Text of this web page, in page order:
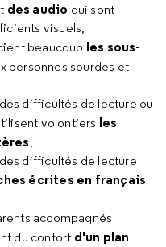
des audio qui sont
visuels,
beaucoup les sous-
personnes sourdes et
difficultés de lecture ou
volontiers les
,
difficultés de lecture
écrites en français
accompagnés
du confort d'un plan